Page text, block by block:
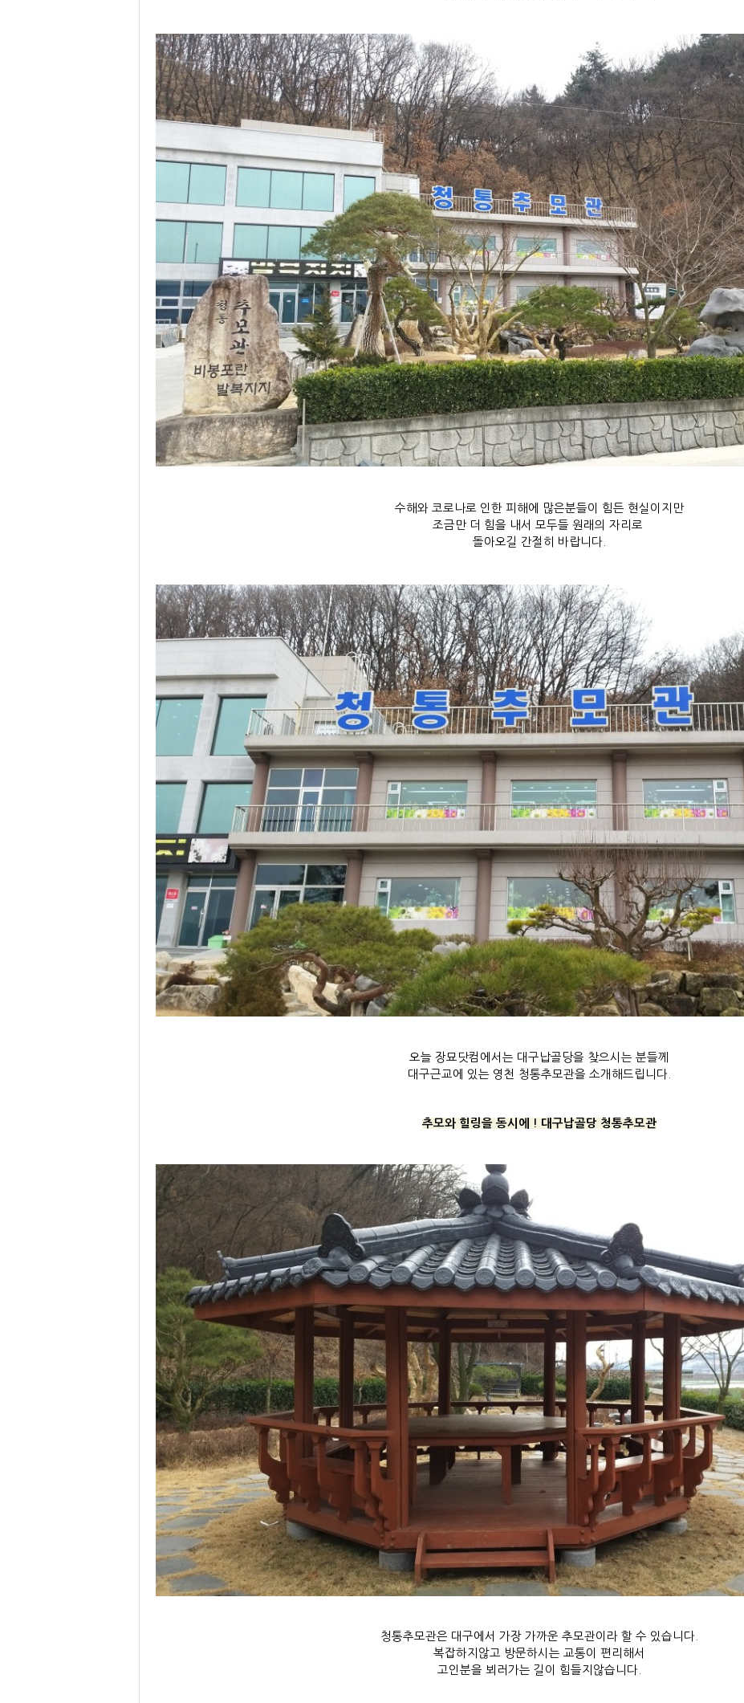
수해와 코로나로 인한 피해에 많은분들이 힘든 현실이지만
조금만 더 힘을 내서 모두들 원래의 자리로
돌아오길 간절히 바랍니다.
오늘 장묘닷컴에서는 대구납골당을 찾으시는 분들께
대구근교에 있는 영천 청통추모관을 소개해드립니다.
추모와 힐링을 동시에 ! 대구납골당 청통추모관
청통추모관은 대구에서 가장 가까운 추모관이라 할 수 있습니다.
복잡하지않고 방문하시는 교통이 편리해서
고인분을 뵈러가는 길이 힘들지않습니다.